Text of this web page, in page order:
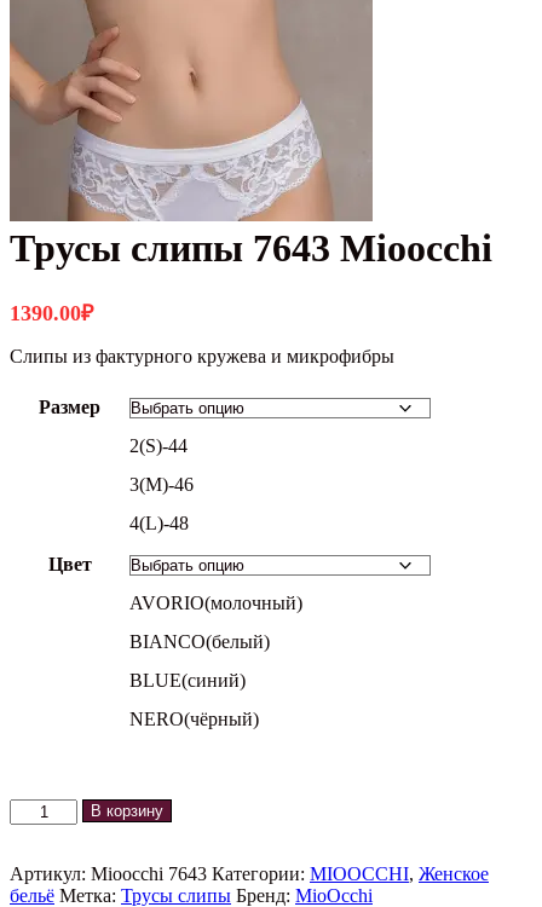
Трусы слипы 7643 Mioocchi
1390.00₽
Слипы из фактурного кружева и микрофибры
Размер
2(S)-44
3(M)-46
4(L)-48
Цвет
AVORIO(молочный)
BIANCO(белый)
BLUE(синий)
NERO(чёрный)
Количество
товара
слипы
7643
В корзину
Артикул: Mioocchi 7643 Категории: MIOOCCHI, Женское
бельё Метка: Трусы слипы Бренд: MioOcchi